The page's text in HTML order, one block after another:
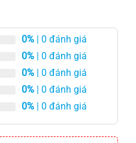
0% | 0 đánh giá
0% | 0 đánh giá
0% | 0 đánh giá
0% | 0 đánh giá
0% | 0 đánh giá